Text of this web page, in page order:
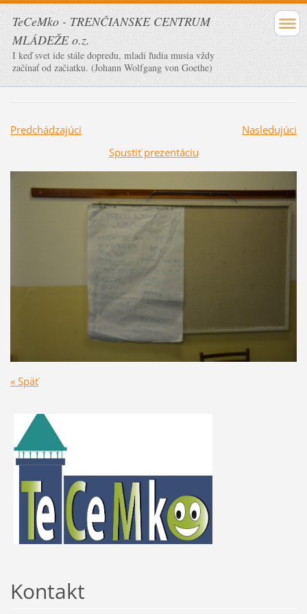
TeCeMko - TRENČIANSKE CENTRUM
MLÁDEŽE o.z.
I keď svet ide stále dopredu, mladí ľudia musia vždy
začínať od začiatku. (Johann Wolfgang von Goethe)
Predchádzajúci
Nasledujúci
Spustiť prezentáciu
« Späť
Kontakt